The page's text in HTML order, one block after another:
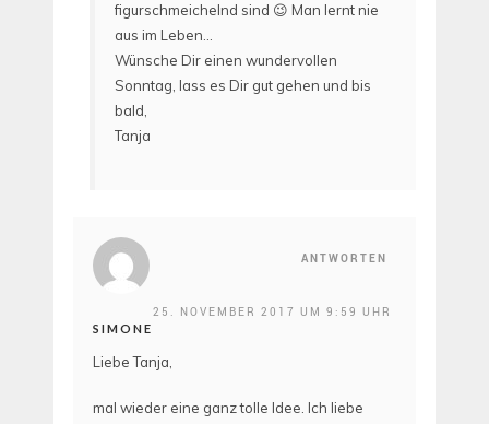
figurschmeichelnd sind 😉 Man lernt nie
aus im Leben…
Wünsche Dir einen wundervollen
Sonntag, lass es Dir gut gehen und bis
bald,
Tanja
ANTWORTEN
SIMONE
25. NOVEMBER 2017 UM 9:59 UHR
Liebe Tanja,
mal wieder eine ganz tolle Idee. Ich liebe